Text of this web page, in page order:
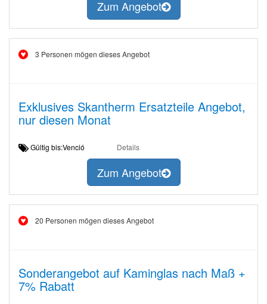
Zum Angebot
3 Personen mögen dieses Angebot
Exklusives Skantherm Ersatzteile Angebot,
nur diesen Monat
Gültig bis:Venció Details
Zum Angebot
20 Personen mögen dieses Angebot
Sonderangebot auf Kaminglas nach Maß +
7% Rabatt